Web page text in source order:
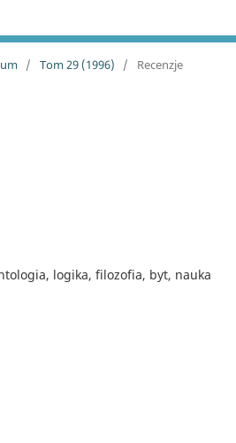
/ Tom 29 (1996) / Recenzje
logika, filozofia, byt, nauka